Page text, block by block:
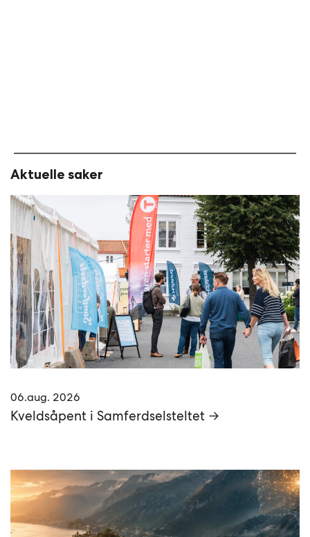
Aktuelle saker
06.aug. 2026
Kveldsåpent i Samferdselsteltet →